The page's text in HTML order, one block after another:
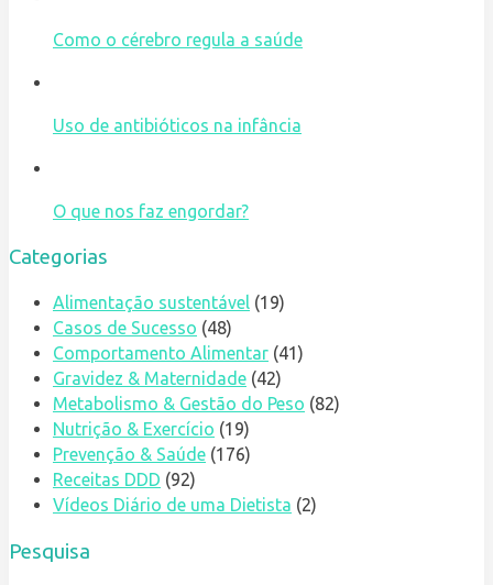
Como o cérebro regula a saúde
Uso de antibióticos na infância
O que nos faz engordar?
Categorias
Alimentação sustentável (19)
Casos de Sucesso (48)
Comportamento Alimentar (41)
Gravidez & Maternidade (42)
Metabolismo & Gestão do Peso (82)
Nutrição & Exercício (19)
Prevenção & Saúde (176)
Receitas DDD (92)
Vídeos Diário de uma Dietista (2)
Pesquisa